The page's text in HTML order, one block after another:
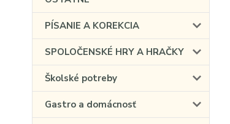
PÍSANIE A KOREKCIA
SPOLOČENSKÉ HRY A HRAČKY
Školské potreby
Gastro a domácnosť